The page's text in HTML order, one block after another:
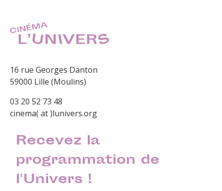
16 rue Georges Danton
59000 Lille (Moulins)
03 20 52 73 48
cinema( at )lunivers.org
Recevez la
programmation de
l'Univers !